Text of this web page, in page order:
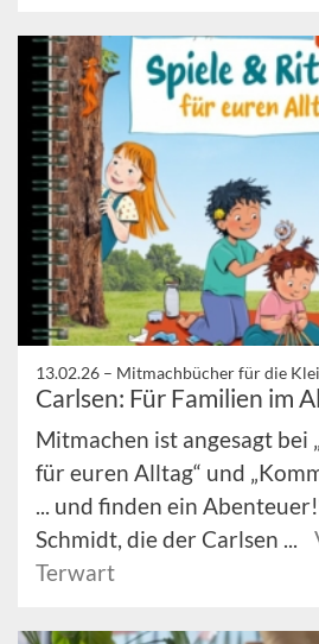
13.02.26 – Mitmachbücher für die
Carlsen: Für Familien im
Mitmachen ist angesagt bei
für euren Alltag“ und
... und finden ein
Schmidt, die der Carlsen ...
Terwart